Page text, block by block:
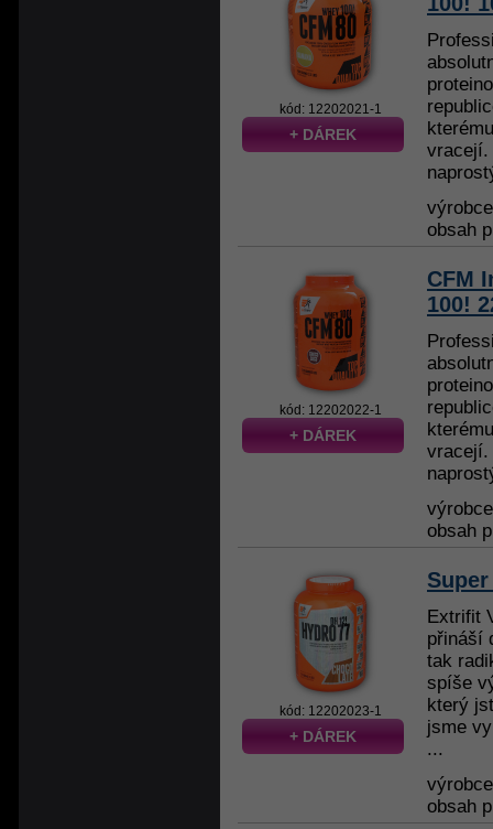
kód: 12202021-1
+ DÁREK
vracejí.
obsah
kód: 12202022-1
+ DÁREK
CFM
100!
vracejí.
obsah
kód: 12202023-1
+ DÁREK
Extrifit
přináší
tak
spíše
který
jsme
...
obsah